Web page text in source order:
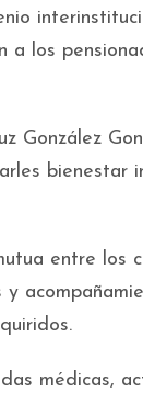
a los
González
bienestar
entre los
médicas,